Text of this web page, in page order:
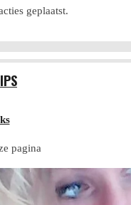
geplaatst.
pagina